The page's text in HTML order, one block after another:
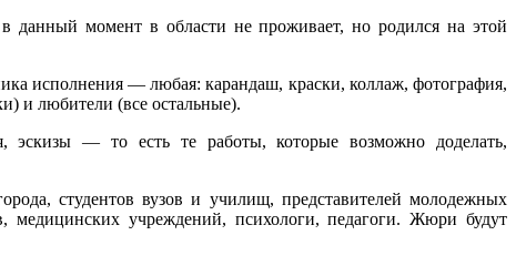
данный момент в области не проживает, но родился на этой
исполнения — любая: карандаш, краски, коллаж, фотография,
и любители (все остальные).
— то есть те работы, которые возможно доделать,
студентов вузов и училищ, представителей молодежных
медицинских учреждений, психологи, педагоги. Жюри будут